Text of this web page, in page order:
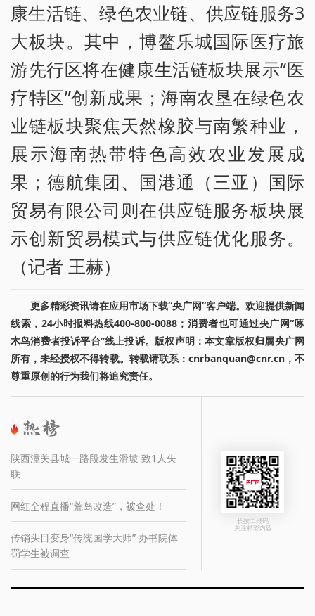
康生活链、绿色农业链、供应链服务3
大板块。其中，博鳌乐城国际医疗旅
游先行区将在健康生活链板块展示“医
疗特区”创新成果；海南农垦在绿色农
业链板块聚焦天然橡胶与南繁种业，
展示海南热带特色高效农业发展成
果；德航集团、国港通（三亚）国际
贸易有限公司则在供应链服务板块展
示创新贸易模式与供应链优化服务。
（记者 王赫）
更多精彩资讯请在应用市场下载“央广网”客户端。欢迎提供新闻
线索，24小时报料热线400-800-0088；消费者也可通过央广网“啄
木鸟消费者投诉平台”线上投诉。版权声明：本文章版权归属央广网
所有，未经授权不得转载。转载请联系：cnrbanquan@cnr.cn，不
尊重原创的行为我们将追究责任。
陕西潼关县城一路段发生滑坡 致1人失
联
网红全程直播“荒岛改造”，被查处！
传销头目变身“传统国学大师” 办书院体
罚学生被调查
长按二维码
关注精彩内容